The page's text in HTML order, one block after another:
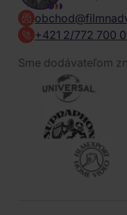
+421 2/772 700
Sme dodávateľom